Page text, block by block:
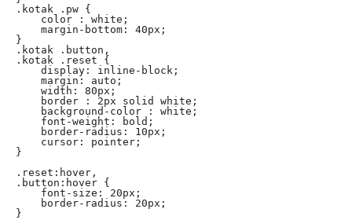
.kotak .pw {
    color : white;
    margin-bottom: 40px;
}
.kotak .button,
.kotak .reset {
    display: inline-block;
    margin: auto;
    width: 80px;
    border : 2px solid white;
    background-color : white;
    font-weight: bold;
    border-radius: 10px;
    cursor: pointer;
}
.reset:hover,
.button:hover {
    font-size: 20px;
    border-radius: 20px;
}